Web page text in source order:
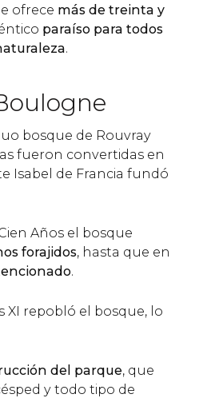
ofrece más de treinta y
paraíso para todos
.
bosque de Rouvray
fueron convertidas en
Isabel de Francia fundó
Años el bosque
forajidos, hasta que en
.
XI repobló el bosque, lo
del parque, que
y todo tipo de